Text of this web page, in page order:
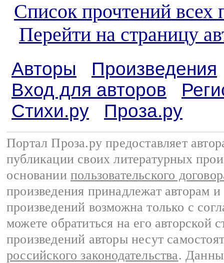
Список прочтений всех
Перейти на страницу
Авторы
Произведения
Вход для авторов
Стихи.ру
Проза.ру
Портал Проза.ру предоставляет
публикации своих литературных
основании пользовательского
произведения принадлежат авторам
произведений возможна только с
можете обратиться на его авторской
произведений авторы несут
российского законодательства.